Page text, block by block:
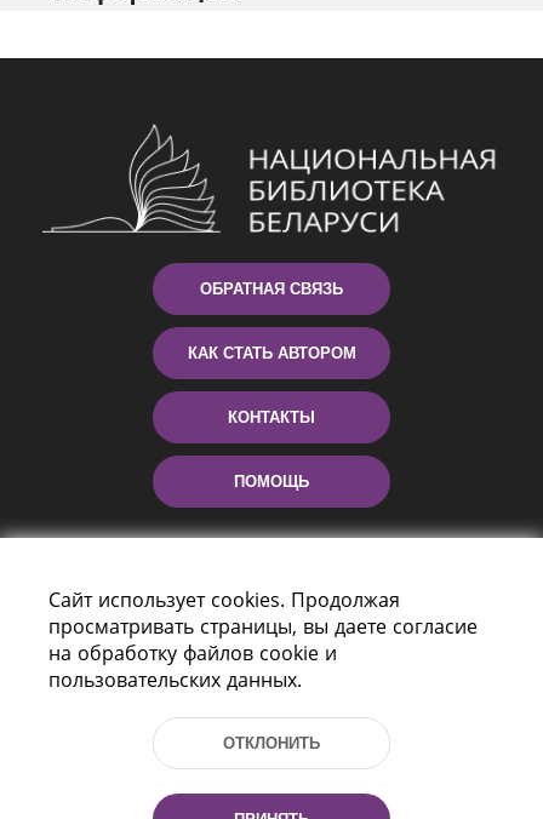
ОБРАТНАЯ СВЯЗЬ
КАК СТАТЬ АВТОРОМ
КОНТАКТЫ
ПОМОЩЬ
Пр-т Независимости 116
г. Минск, Республика Беларусь, 220114
Тел.: (+375 17) 368 37 37, Факс: (+375 17)
Сайт использует cookies. Продолжая
просматривать страницы, вы даете согласие
на обработку файлов cookie и
пользовательских данных.
ОТКЛОНИТЬ